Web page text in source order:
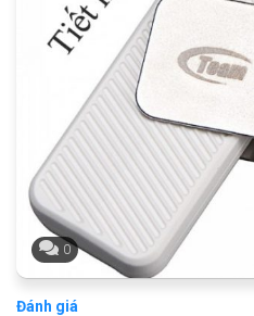
0
Đánh giá